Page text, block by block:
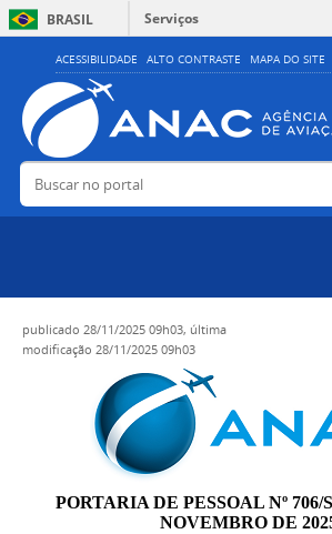
ACESSIBILIDADE ALTO CONTRASTE MAPA DO SITE
BRASIL
Serviços
Acesso
Buscar no portal
publicado 28/11/2025 09h03, última
modificação 28/11/2025 09h03
PORTARIA DE PESSOAL Nº 706/
NOVEMBRO DE